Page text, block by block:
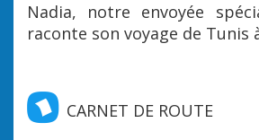
Nadia, notre envoyée
raconte son voyage de Tunis
CARNET DE ROUTE